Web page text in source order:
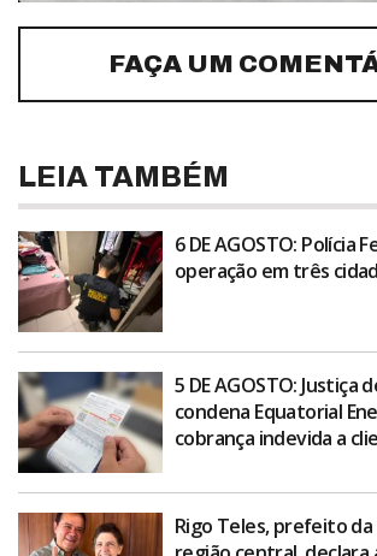
FAÇA UM
LEIA TAMBÉM
6 DE AGOSTO: Polícia
operação em três
5 DE AGOSTO: Justiça
condena Equatorial
cobrança indevida a
Rigo Teles, prefeito